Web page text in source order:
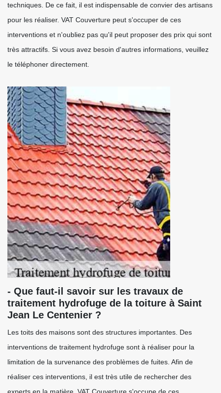
techniques. De ce fait, il est indispensable de convier des artisans
pour les réaliser. VAT Couverture peut s'occuper de ces
interventions et n'oubliez pas qu'il peut proposer des prix qui sont
très attractifs. Si vous avez besoin d'autres informations, veuillez
le téléphoner directement.
- Que faut-il savoir sur les travaux de
traitement hydrofuge de la toiture à Saint
Jean Le Centenier ?
Les toits des maisons sont des structures importantes. Des
interventions de traitement hydrofuge sont à réaliser pour la
limitation de la survenance des problèmes de fuites. Afin de
réaliser ces interventions, il est très utile de rechercher des